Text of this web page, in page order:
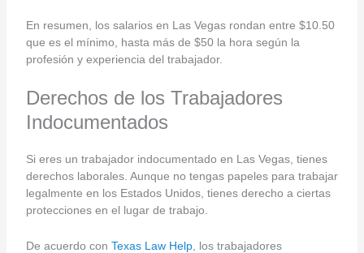
En resumen, los salarios en Las Vegas rondan entre $10.50
que es el mínimo, hasta más de $50 la hora según la
profesión y experiencia del trabajador.
Derechos de los Trabajadores
Indocumentados
Si eres un trabajador indocumentado en Las Vegas, tienes
derechos laborales. Aunque no tengas papeles para trabajar
legalmente en los Estados Unidos, tienes derecho a ciertas
protecciones en el lugar de trabajo.
De acuerdo con Texas Law Help, los trabajadores